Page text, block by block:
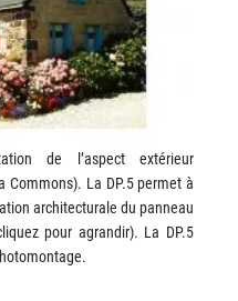
de l’aspect extérieur
Commons). La DP.5 permet à
architecturale du panneau
pour agrandir). La DP.5